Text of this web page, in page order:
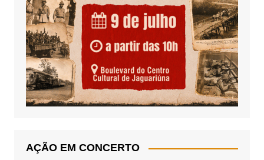
AÇÃO EM CONCERTO